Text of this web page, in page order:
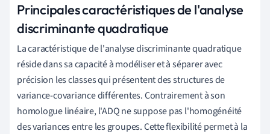
Principales caractéristiques de l'analyse
discriminante quadratique
La caractéristique de l'analyse discriminante quadratique
réside dans sa capacité à modéliser et à séparer avec
précision les classes qui présentent des structures de
variance-covariance différentes. Contrairement à son
homologue linéaire, l'ADQ ne suppose pas l'homogénéité
des variances entre les groupes. Cette flexibilité permet à la